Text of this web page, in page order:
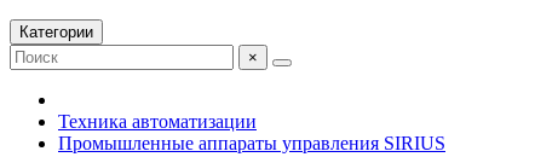
Категории
×
Техника автоматизации
Промышленные аппараты управления SIRIUS